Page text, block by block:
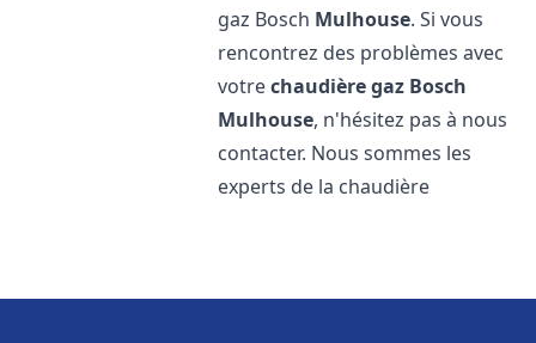
gaz Bosch Mulhouse. Si vous
rencontrez des problèmes avec
votrechaudière gaz Bosch
Mulhouse, n'hésitez pas à nous
contacter. Nous sommes les
experts de la chaudière